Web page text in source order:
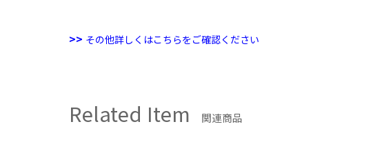
>> その他詳しくはこちらをご確認ください
Related Item 関連商品